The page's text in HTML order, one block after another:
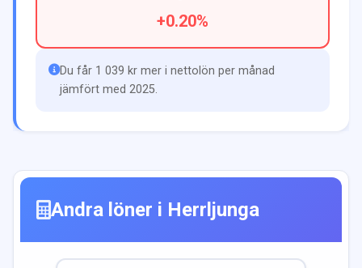
+0.20%
Du får 1 039 kr mer i nettolön per månad
jämfört med 2025.
Andra löner i Herrljunga